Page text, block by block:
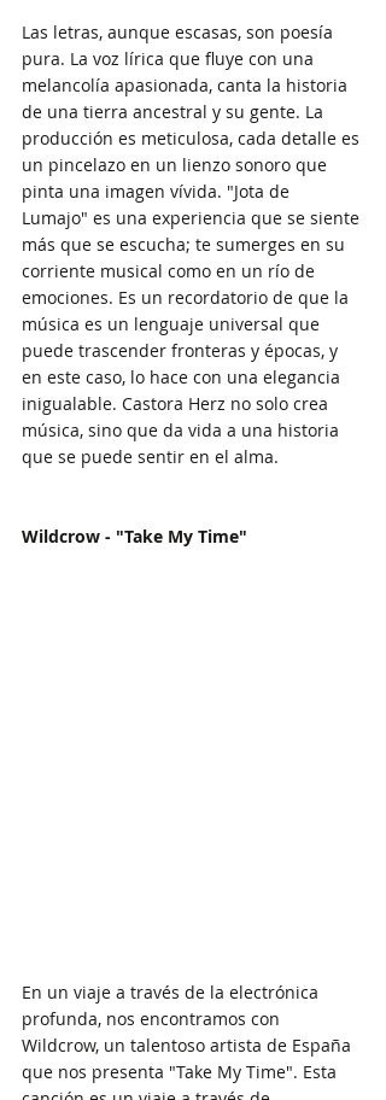
Las letras, aunque escasas, son poesía
pura. La voz lírica que fluye con una
melancolía apasionada, canta la historia
de una tierra ancestral y su gente. La
producción es meticulosa, cada detalle es
un pincelazo en un lienzo sonoro que
pinta una imagen vívida. "Jota de
Lumajo" es una experiencia que se siente
más que se escucha; te sumerges en su
corriente musical como en un río de
emociones. Es un recordatorio de que la
música es un lenguaje universal que
puede trascender fronteras y épocas, y
en este caso, lo hace con una elegancia
inigualable. Castora Herz no solo crea
música, sino que da vida a una historia
que se puede sentir en el alma.
Wildcrow - "Take My Time"
En un viaje a través de la electrónica
profunda, nos encontramos con
Wildcrow, un talentoso artista de España
que nos presenta "Take My Time". Esta